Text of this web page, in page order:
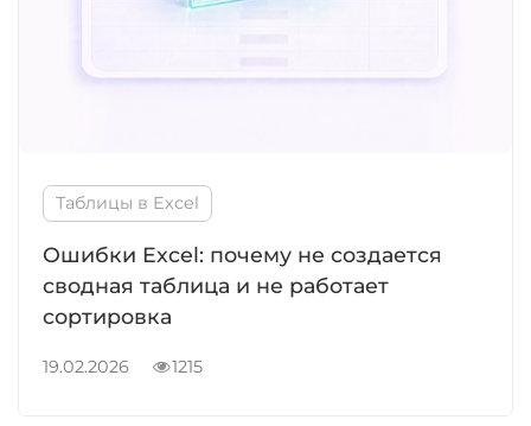
Таблицы в Excel
Ошибки Excel: почему не создается
сводная таблица и не работает
сортировка
19.02.2026 1215